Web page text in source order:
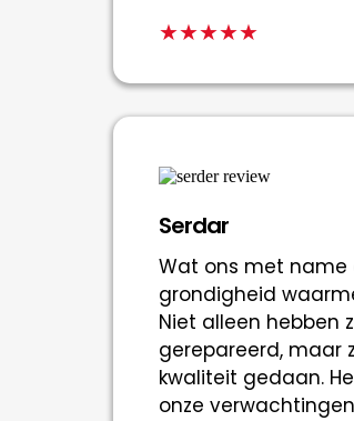
★★★★★
Serdar
Wat ons met name
grondigheid
Niet alleen hebben
gerepareerd, maar
kwaliteit gedaan.
onze